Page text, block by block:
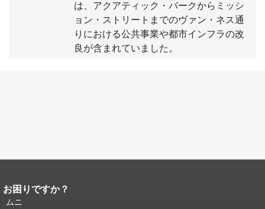
は、アクアティック・パークからミッシ
ョン・ストリートまでのヴァン・ネス通
りにおける公共事業や都市インフラの改
良が含まれていました。
ページコンテンツの終わり。
ジの残りの部分はすべてのページで繰
お困りですか？
ムニ